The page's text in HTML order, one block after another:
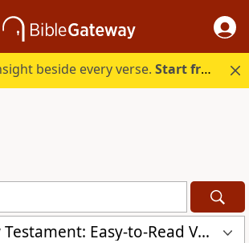
beside every verse.Start free.
Russian New Testament: Easy-to-Read Version (ERV-RU)